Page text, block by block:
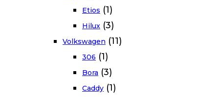
Etios (1)
Hilux (3)
Volkswagen (11)
306 (1)
Bora (3)
Caddy (1)